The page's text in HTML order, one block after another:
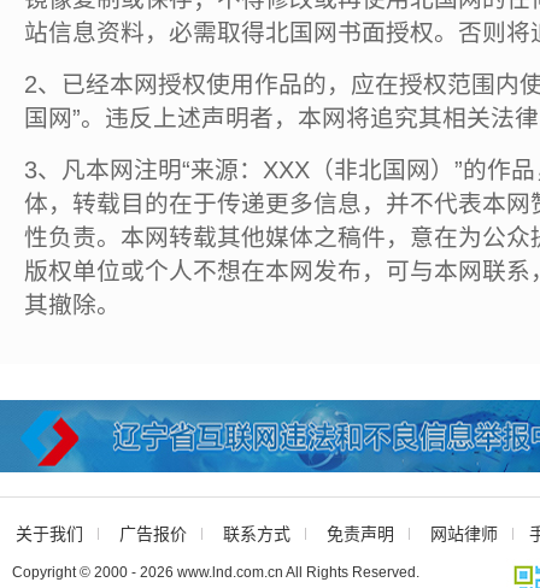
站信息资料，必需取得北国网书面授权。否则将
2、已经本网授权使用作品的，应在授权范围内
国网”。违反上述声明者，本网将追究其相关法
3、凡本网注明“来源：XXX（非北国网）”的作
体，转载目的在于传递更多信息，并不代表本
性负责。本网转载其他媒体之稿件，意在为公
版权单位或个人不想在本网发布，可与本网联
其撤除。
关于我们 广告报价 联系方式 免责声明 网站律师
Copyright © 2000 - 2026 www.lnd.com.cn All Rights Reserved.